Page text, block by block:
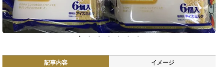
記事内容 イメージ